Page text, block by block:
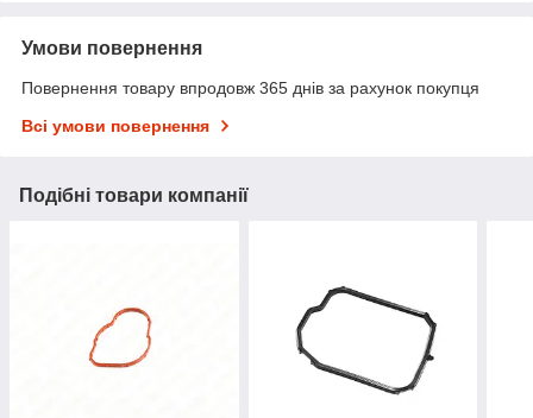
Умови повернення
Повернення товару впродовж 365 днів за рахунок покупця
Всі умови повернення
Подібні товари компанії